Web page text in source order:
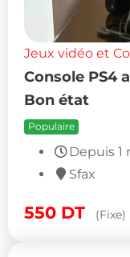
Jeux vidéo et
Console PS4
Bon état
Populaire
Depuis 1
Sfax
550 DT (Fixe)